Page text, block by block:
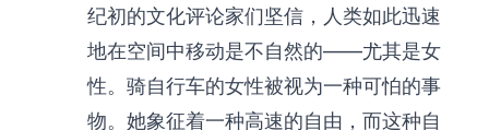
纪初的文化评论家们坚信，人类如此迅速
地在空间中移动是不自然的——尤其是女
性。骑自行车的女性被视为一种可怕的事
物。她象征着一种高速的自由，而这种自